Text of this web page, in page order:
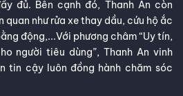
đủ. Bên cạnh đó, Thanh An còn
như rửa xe thay dầu, cứu hộ ắc
động,...Với phương châm “Uy tín,
người tiêu dùng”, Thanh An vinh
tin cậy luôn đồng hành chăm sóc